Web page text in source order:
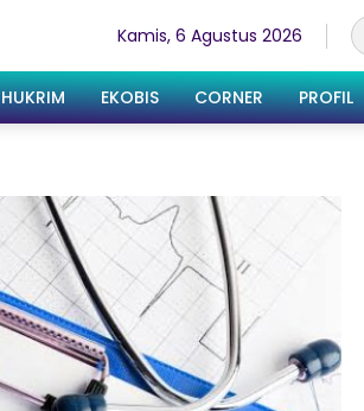
Kamis, 6 Agustus 2026
HUKRIM EKOBIS CORNER PROFIL